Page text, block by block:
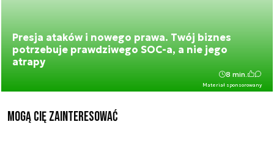
Presja ataków i nowego prawa. Twój biznes
potrzebuje prawdziwego SOC-a, a nie jego
atrapy
Materiał sponsorowany
8 min.
Mogą Cię zainteresować